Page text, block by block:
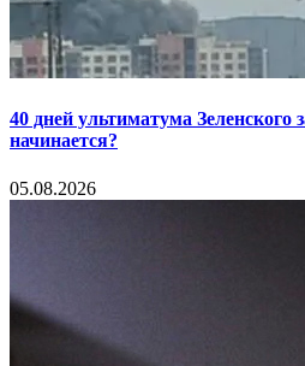
40 дней ультиматума Зеленского
начинается?
05.08.2026